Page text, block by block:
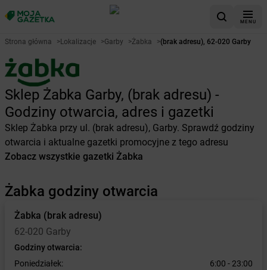
MENU
Strona główna >Lokalizacje >Garby >Żabka >(brak adresu), 62-020 Garby
Sklep Żabka Garby, (brak adresu) -
Godziny otwarcia, adres i gazetki
Sklep Żabka przy ul. (brak adresu), Garby. Sprawdź godziny
otwarcia i aktualne gazetki promocyjne z tego adresu
Zobacz wszystkie gazetki Żabka
Żabka godziny otwarcia
Żabka (brak adresu)
62-020 Garby
Godziny otwarcia:
Poniedziałek:
6:00 - 23:00